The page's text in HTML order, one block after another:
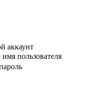
аккаунт
пользователя